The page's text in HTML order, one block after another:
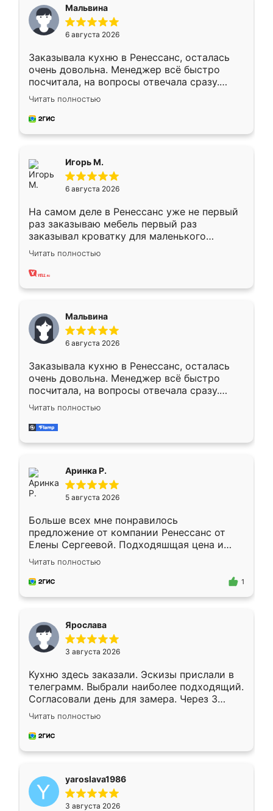
Мальвина
6 августа 2026
Заказывала кухню в Ренессанс, осталась
очень довольна. Менеджер всё быстро
посчитала, на вопросы отвечала сразу.
Замерщик приехал в субботу, подошёл к
делу со всей ответственностью. Собрали
за день, ребята работали аккуратно, даже
Читать полностью
Игорь М.
6 августа 2026
На самом деле в Ренессанс уже не первый
раз заказываю мебель первый раз
заказывал кроватку для маленького
ребёнка при его рождении ,во второй раз
заказал шкаф-купе. По качеству очень
хорошее сборка достаточно быстрая,
меньше, здесь же он более разнообразный.
Мне нравится ,если что-то потребуется из
мебели буду заказывать только здесь.
Читать полностью
Мальвина
6 августа 2026
Заказывала кухню в Ренессанс, осталась
очень довольна. Менеджер всё быстро
посчитала, на вопросы отвечала сразу.
Замерщик приехал в субботу, подошёл к
делу со всей ответственностью. Собрали
за день, ребята работали аккуратно, даже
Читать полностью
Аринка Р.
5 августа 2026
Больше всех мне понравилось
предложение от компании Ренессанс от
Елены Сергеевой. Подходяшщая цена и
короткие сроки изготовления. Приехавший
для замера сотрудник Владислав
предложил по моему эскизу самый
Читать полностью
1
Ярослава
3 августа 2026
Кухню здесь заказали. Эскизы прислали в
телеграмм. Выбрали наиболее подходящий.
Согласовали день для замера. Через 3
недели кухня была уже готова. Остались
довольны работой. Спасибо Ренессанс
мебель за качественную работу!
Читать полностью
yaroslava1986
3 августа 2026